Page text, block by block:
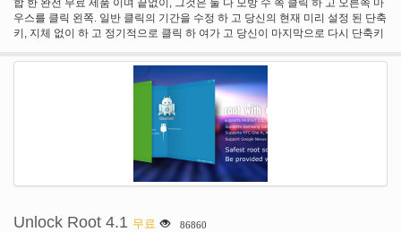
합 한 완전 무료 제품 이며 끝없이, 그것은 둘 다 모방 수 쪽 클릭 하 고 오른쪽 마
우스를 클릭 왼쪽. 일반 클릭의 기간을 수정 하 고 당신의 현재 미리 설정 된 단축
키, 지체 없이 하 고 정기적으로 클릭 하 여가 고 당신이 마지막으로 다시 단축키
Unlock Root 4.1 무료 86860